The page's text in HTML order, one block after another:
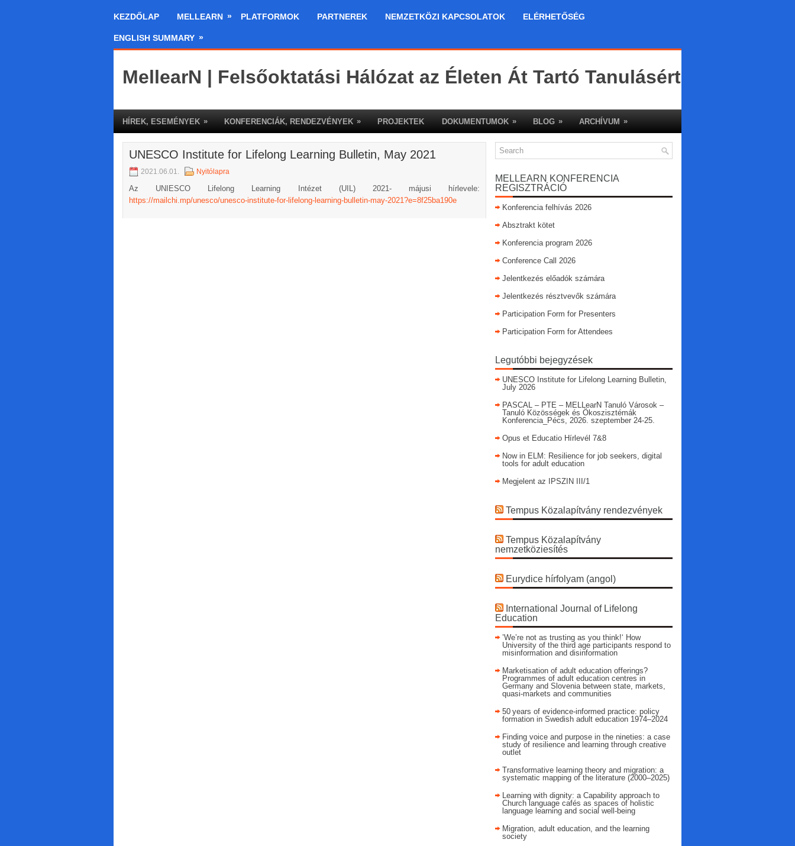
KEZDŐLAP MELLEARN » PLATFORMOK PARTNEREK NEMZETKÖZI KAPCSOLATOK ELÉRHETŐSÉG
ENGLISH SUMMARY »
MellearN | Felsőoktatási Hálózat az Életen Át Tartó Tanulásért
HÍREK, ESEMÉNYEK » KONFERENCIÁK, RENDEZVÉNYEK » PROJEKTEK DOKUMENTUMOK » BLOG » ARCHÍVUM »
UNESCO Institute for Lifelong Learning Bulletin, May 2021
2021.06.01. Nyitólapra
Az UNIESCO Lifelong Learning Intézet (UIL) 2021- májusi hírlevele:
https://mailchi.mp/unesco/unesco-institute-for-lifelong-learning-bulletin-may-2021?e=8f25ba190e
MELLEARN KONFERENCIA
REGISZTRÁCIÓ
Konferencia felhívás 2026
Absztrakt kötet
Konferencia program 2026
Conference Call 2026
Jelentkezés előadók számára
Jelentkezés résztvevők számára
Participation Form for Presenters
Participation Form for Attendees
Legutóbbi bejegyzések
UNESCO Institute for Lifelong Learning Bulletin,
July 2026
PASCAL – PTE – MELLearN Tanuló Városok –
Tanuló Közösségek és Ökoszisztémák
Konferencia_Pécs, 2026. szeptember 24-25.
Opus et Educatio Hírlevél 7&8
Now in ELM: Resilience for job seekers, digital
tools for adult education
Megjelent az IPSZIN III/1
Tempus Közalapítvány rendezvények
Tempus Közalapítvány
nemzetköziesítés
Eurydice hírfolyam (angol)
International Journal of Lifelong
Education
’We’re not as trusting as you think!‘ How
University of the third age participants respond to
misinformation and disinformation
Marketisation of adult education offerings?
Programmes of adult education centres in
Germany and Slovenia between state, markets,
quasi-markets and communities
50 years of evidence‑informed practice: policy
formation in Swedish adult education 1974–2024
Finding voice and purpose in the nineties: a case
study of resilience and learning through creative
outlet
Transformative learning theory and migration: a
systematic mapping of the literature (2000–2025)
Learning with dignity: a Capability approach to
Church language cafés as spaces of holistic
language learning and social well-being
Migration, adult education, and the learning
society